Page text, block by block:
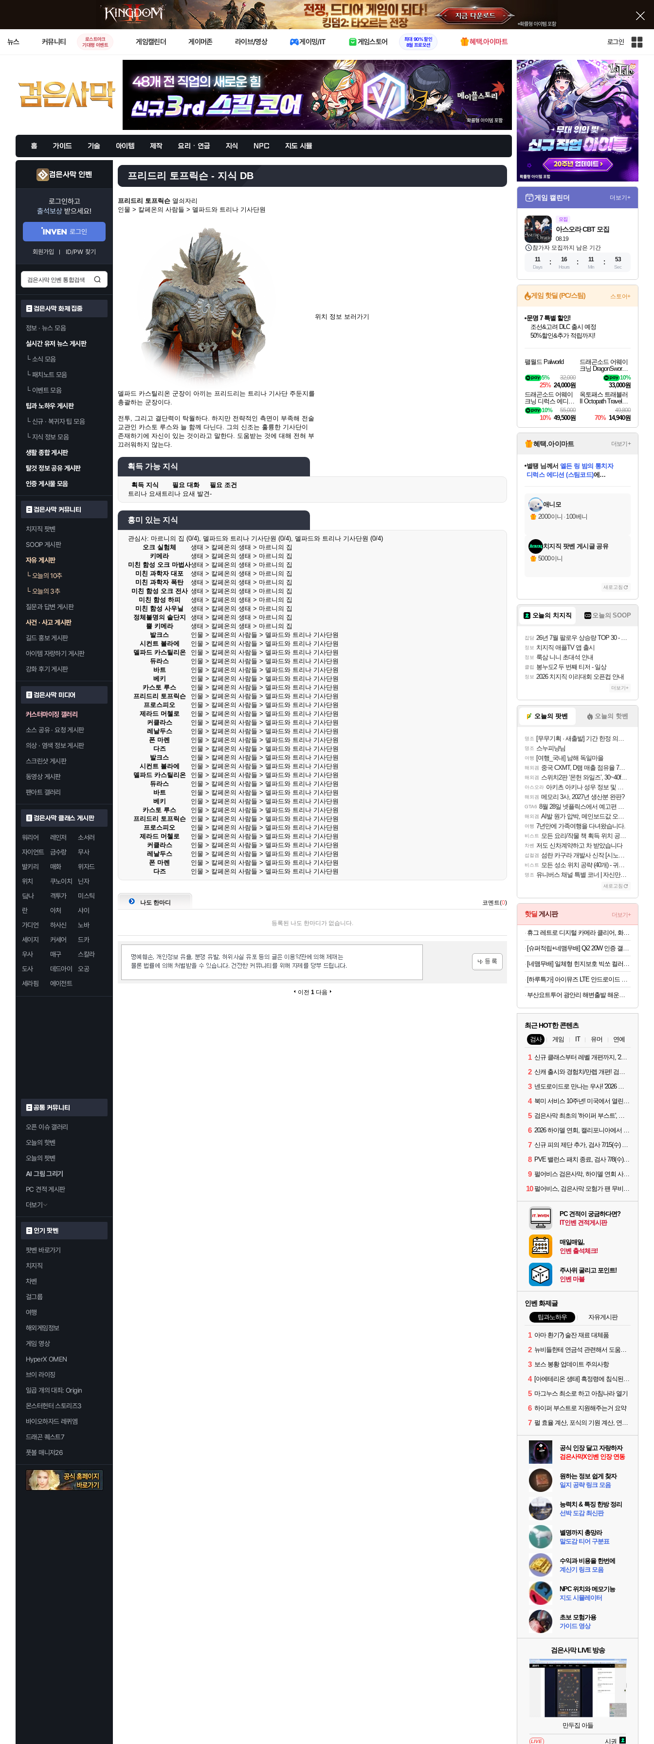
X
뉴스 커뮤니티
로스트아크
기대평 이벤트
게임캘린더 게이머존 라이브/영상 게이밍/IT 게임스토어
최대 90% 할인
8월 프로모션
혜택.아이마트 로그인
인
체
사
트
맵
홈 가이드 기술 아이템 제작 요리 · 연금 지식 NPC 지도 시뮬
검은사막 인벤
로그인하고
출석보상 받으세요!
로그인
회원가입 ID/PW 찾기
검은사막 화제 집중
정보 · 뉴스 모음
실시간 유저 뉴스 게시판
└소식 모음
└패치노트 모음
└이벤트 모음
팁과 노하우 게시판
└신규 · 복귀자 팁 모음
└지식 정보 모음
생활 종합 게시판
탈것 정보 공유 게시판
인증 게시물 모음
검은사막 커뮤니티
치지직 팟벤
SOOP 게시판
자유 게시판
└오늘의 10추
└오늘의 3추
질문과 답변 게시판
사건 · 사고 게시판
길드 홍보 게시판
아이템 자랑하기 게시판
강화 후기 게시판
검은사막 미디어
커스터마이징 갤러리
소스 공유 · 요청 게시판
의상 · 염색 정보 게시판
스크린샷 게시판
동영상 게시판
팬아트 갤러리
검은사막 클래스 게시판
워리어 레인저
소서러
자이언트
금수랑
무사
발키리
매화
위자드
위치
쿠노이치
닌자
닼나
격투가
미스틱
란
아처
샤이
가디언
하사신
노바
세이지
커세어
드카
우사
매구
스칼라
도사
데드아이
오공
세라핌
에이전트
공통 커뮤니티
오픈 이슈 갤러리
오늘의 핫벤
오늘의 팟벤
AI 그림 그리기
PC 견적 게시판
더보기
인기 팟벤
팟벤 바로가기
치지직
차벤
걸그룹
여행
해외게임정보
게임 영상
HyperX OMEN
브이 라이징
일곱 개의 대죄: Origin
몬스터헌터 스토리즈3
바이오하자드 레퀴엠
드래곤 퀘스트7
풋볼 매니저26
프리드리 토프릭슨 - 지식 DB
프리드리 토프릭슨 열쇠자리
인물 > 칼페온의 사람들 > 델파드와 트리나 기사단원
델파드 카스틸리온 군장이 아끼는 프리드리는 트리나 기사단 주둔지를
총괄하는 군장이다.
전투, 그리고 결단력이 탁월하다. 하지만 전략적인 측면이 부족해 전술
교관인 카스토 루스와 늘 함께 다닌다. 그의 신조는 훌륭한 기사단이
존재하기에 자신이 있는 것이라고 말한다. 도움받는 것에 대해 전혀 부
끄러워하지 않는다.
위치 정보 보러가기
획득 가능 지식
획득 지식 필요 대화
필요 조건
트리나 요새 트리나 요새 발견-
흥미 있는 지식
관심사: 마르니의 집 (0/4), 델파드와 트리나 기사단원 (0/4), 델파드와 트리나 기사단원 (0/4)
오크 실험체
생태 > 칼페온의 생태 > 마르니의 집
키메라
생태 > 칼페온의 생태 > 마르니의 집
미친 함성 오크 마법사생태 > 칼페온의 생태 > 마르니의 집
미친 과학자 대포
생태 > 칼페온의 생태 > 마르니의 집
미친 과학자 폭탄
생태 > 칼페온의 생태 > 마르니의 집
미친 함성 오크 전사 생태 > 칼페온의 생태 > 마르니의 집
미친 함성 하피
생태 > 칼페온의 생태 > 마르니의 집
미친 함성 사우닐
생태 > 칼페온의 생태 > 마르니의 집
정체불명의 솥단지
생태 > 칼페온의 생태 > 마르니의 집
뿔 키메라
생태 > 칼페온의 생태 > 마르니의 집
발크스
인물 > 칼페온의 사람들 > 델파드와 트리나 기사단원
시컨트 볼라에
인물 > 칼페온의 사람들 > 델파드와 트리나 기사단원
델파드 카스틸리온
인물 > 칼페온의 사람들 > 델파드와 트리나 기사단원
듀라스
인물 > 칼페온의 사람들 > 델파드와 트리나 기사단원
바트
인물 > 칼페온의 사람들 > 델파드와 트리나 기사단원
베키
인물 > 칼페온의 사람들 > 델파드와 트리나 기사단원
카스토 루스
인물 > 칼페온의 사람들 > 델파드와 트리나 기사단원
프리드리 토프릭슨
인물 > 칼페온의 사람들 > 델파드와 트리나 기사단원
프로스피오
인물 > 칼페온의 사람들 > 델파드와 트리나 기사단원
제라드 머첼로
인물 > 칼페온의 사람들 > 델파드와 트리나 기사단원
커클라스
인물 > 칼페온의 사람들 > 델파드와 트리나 기사단원
레날두스
인물 > 칼페온의 사람들 > 델파드와 트리나 기사단원
폰 마렌
인물 > 칼페온의 사람들 > 델파드와 트리나 기사단원
다즈
인물 > 칼페온의 사람들 > 델파드와 트리나 기사단원
발크스
인물 > 칼페온의 사람들 > 델파드와 트리나 기사단원
시컨트 볼라에
인물 > 칼페온의 사람들 > 델파드와 트리나 기사단원
델파드 카스틸리온
인물 > 칼페온의 사람들 > 델파드와 트리나 기사단원
듀라스
인물 > 칼페온의 사람들 > 델파드와 트리나 기사단원
바트
인물 > 칼페온의 사람들 > 델파드와 트리나 기사단원
베키
인물 > 칼페온의 사람들 > 델파드와 트리나 기사단원
카스토 루스
인물 > 칼페온의 사람들 > 델파드와 트리나 기사단원
프리드리 토프릭슨
인물 > 칼페온의 사람들 > 델파드와 트리나 기사단원
프로스피오
인물 > 칼페온의 사람들 > 델파드와 트리나 기사단원
제라드 머첼로
인물 > 칼페온의 사람들 > 델파드와 트리나 기사단원
커클라스
인물 > 칼페온의 사람들 > 델파드와 트리나 기사단원
레날두스
인물 > 칼페온의 사람들 > 델파드와 트리나 기사단원
폰 마렌
인물 > 칼페온의 사람들 > 델파드와 트리나 기사단원
다즈
인물 > 칼페온의 사람들 > 델파드와 트리나 기사단원
나도 한마디 코멘트(0)
등록된 나도 한마디가 없습니다.
이전 1 다음
게임 캘린더 더보기+
모집
08.19
아스오라 CBT 모집
참가자 모집까지 남은 기간
11
Days
16
Hours
11
Min
52
Sec
게임 핫딜 (PC/스팀) 스토어+
최대 90% 할인가를 만나보세요!
네이버혜택과 함께 만나보세요!
문명 7 특별 할인!
조선&고려 DLC 출시 예정
50%할인&추가 적립까지!
마블 투혼 파이팅 소울즈 정식출시!
네이버 포인트 혜택까지!
이니&베니 혜택까지!
네이버 혜택가와 함께 예약하세요!
할인&네이버혜택으로 만나보세요!
네이버페이 혜택과 만나보세요!
40주년 프로모션으로 만나보세요!
할인가에 만나보세요!
일부 에디션 상시 할인!
혜택으로 예약 판매 중
편안하게 충전하세요
팰월드 Palworld
32,000
5%
25% 24,000원
드래곤소드 어웨이
크닝 DragonSword A
10%
33,000원
드래곤소드 어웨이
크닝 디럭스 에디션
DragonSword Awake
ning Deluxe Edition
55,000
10%
10% 49,500원
옥토패스 트래블러
II Octopath Traveler I
49,800
70% 14,940원
혜택.아이마트 더보기+
교환.
당첨되셨습니다.
니코 님께서 (본편포함) 데이브 더
다이버 인 더 정글 번들 (스팀코드)
당첨되셨습니다.
당첨되셨습니다.
당첨되셨습니다.
당첨되셨습니다.
당첨되셨습니다.
에디션 (스팀코드)
당첨되셨습니다.
애니모
2000이니 · 100베니
치지직 팟벤 게시글 공유
5000이니
새로고침
오늘의 치지직 오늘의 SOOP
잡담 26년 7월 팔로우 상승량 TOP 30 - 월간 치지직
정보 치지직 애플TV 앱 출시
정보 룩삼 니니 초대석 안내
클립 봉누도2 두 번째 티저 - 일상
정보 2026 치지직 이리대회 오픈컵 안내
더보기+
오늘의 팟벤 오늘의 핫벤
명조 [무무기획 · 새출발] 기간 한정 의뢰 이벤트
명조 스누피냥님
여행 [여행_국내] 남해 독일마을
해외겜 중국 CXMT, D램 매출 점유율 7%…글로벌 4위로 부상
해외겜 스위치2판 ‘몬헌 와일즈’, 30~40fps 목표 추정
아스오라 아키츠 아키나 성우 정보 및 주요 필모
해외겜 메모리 3사, 2027년 생산분 완판?
GTA6 8월 28일 넷플릭스에서 예고편 공개 예정
해외겜 AI발 원가 압박, 메인보드값 오르나
여행 7년만에 가족여행을 다녀왔습니다.
비스트 모든 요리/작물 책 획득 위치 공략 (36개) - 미식가 도전과제
차벤 저도 신차계약하고 차 받았습니다
섭컬겜 섬란 카구라 개발사 신작 [시노비 넥서스] 연내 출시 예정
비스트 모든 성소 위치 공략 (40개) - 귀환한 영혼 도전과제
명조 유니버스 채널 특별 코너 | 자신만의 스타일
새로고침
핫딜 게시판 더보기+
휴그 레트로 디지털 카메라 클리어, 화이트
부산요트투어 광안리 해변출발 해운대 더베이101 야경 폭죽 드론쇼 예약 소인 주간 위드요트
최근 HOT한 콘텐츠
검사 게임 IT 유머 연예
1 신규 클래스부터 레벨 개편까지, '2026 검은사막 하이델 연회' 총정리
2 신캐 출시와 경험치/만렙 개편! 검사 2026 하이델 연회 모아보기
3 넨도로이드로 만나는 우사! '2026 하이델 연회' 막바지 깜짝 공개
4 북미 서비스 10주년! 미국에서 열린 '검은사막 하이델 연회'
5 검은사막 최초의 '하이퍼 부스트', 직접 해봤습니다
6 2026 하이델 연회, 캘리포니아에서 개최
7 신규 피의 제단 추가, 검사 7/15(수) 패치 핵심 정리
8 PVE 밸런스 패치 종료, 검사 7/8(수) 패치 핵심 정리
9 펄어비스 검은사막, 하이델 연회 사전 이벤트 시작
10 펄어비스, 검은사막 모험가 팬 무비 '마디걸스' 글로벌 상영회 개최
PC 견적이 궁금하다면?
IT인벤 견적게시판
매일매일,
인벤 출석체크!
주사위 굴리고 포인트!
인벤 마블
인벤 화제글
팁과노하우 자유게시판
1 아마 환기?) 술잔 재료 대체품
2 뉴비들한테 연금석 관련해서 도움이 될까해서..(벨의심장 등)
3 보스 봉황 업데이트 주의사항
4 [아에테리온 생태] 흑정령에 침식된 검사/용병
5 마그누스 최소로 하고 아침나라 열기
6 하이퍼 부스트로 지원해주는거 요약
7 펄 효율 계산, 포식의 기원 계산, 연금석 계산 사이트 공유
공식 인장 달고 자랑하자
검은사막X인벤 인장 연동
원하는 정보 쉽게 찾자
일지 공략 링크 모음
능력치 & 특징 한방 정리
선박 도감 최신판
별명까지 총망라
말도감 티어 구분표
수익과 비용을 한번에
계산기 링크 모음
NPC 위치와 메모기능
지도 시뮬레이터
초보 모험가용
가이드 영상
검은사막 LIVE 방송
만두집 아들
LIVE 시권